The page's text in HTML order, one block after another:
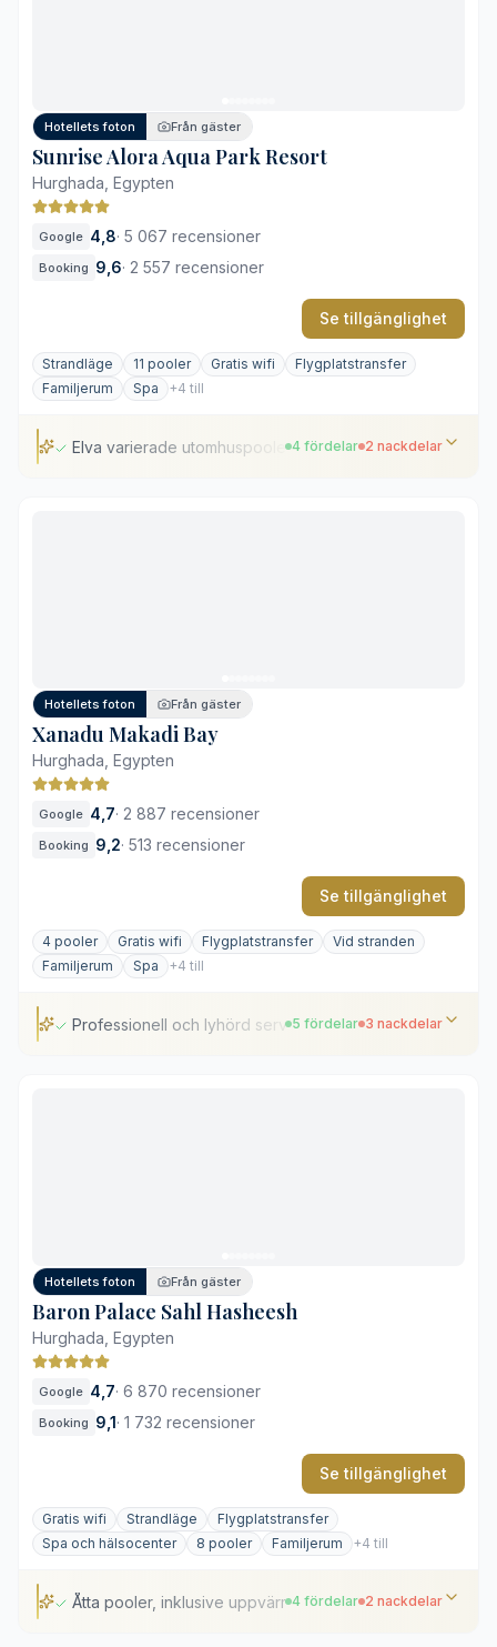
Begränsad skugga på terrassen
Högre tempo under högsäsong
Hotellets foton Från gäster
Sunrise Alora Aqua Park Resort
Hurghada, Egypten
Google 4,8· 5 067 recensioner
Booking 9,6· 2 557 recensioner
Se tillgänglighet
Strandläge 11 pooler Gratis wifi
Flygplatstransfer
Familjerum
Spa +4 till
Elva varierade utomhuspooler4 fördelar 2 nackdelar
Hotellets foton Från gäster
Xanadu Makadi Bay
Hurghada, Egypten
Google 4,7· 2 887 recensioner
Booking 9,2· 513 recensioner
Se tillgänglighet
4 pooler Gratis wifi Flygplatstransfer
Vid stranden
Familjerum
Spa +4 till
Professionell och lyhörd service5 fördelar 3 nackdelar
Hög aktivitet under högsäsong
Stora avstånd inom hotellområdet
Hotellets foton Från gäster
Baron Palace Sahl Hasheesh
Hurghada, Egypten
Google 4,7· 6 870 recensioner
Booking 9,1· 1 732 recensioner
Se tillgänglighet
Gratis wifi Strandläge
Flygplatstransfer
Spa och hälsocenter
8 pooler Familjerum +4 till
Åtta pooler, inklusive uppvärmda infinitypooler
4 fördelar 2 nackdelar